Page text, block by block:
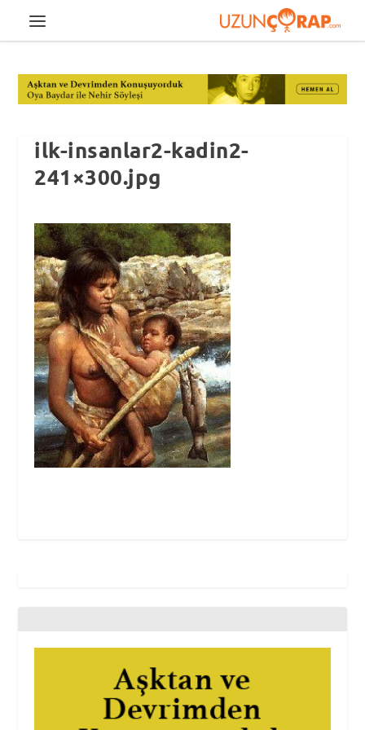
ilk-insanlar2-kadin2-
241×300.jpg